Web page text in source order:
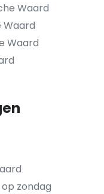
Waard
Waard
Waard
zondag